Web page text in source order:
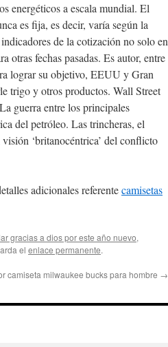
energéticos a escala mundial. El
es fija, es decir, varía según la
de la cotización no solo en
otras fechas pasadas. Es autor, entre
lograr su objetivo, EEUU y Gran
trigo y otros productos. Wall Street
guerra entre los principales
del petróleo. Las trincheras, el
‘britanocéntrica’ del conflicto
adicionales referentecamisetas
gracias a dios por este año nuevo,
el enlace permanente.
camiseta milwaukee bucks para hombre →